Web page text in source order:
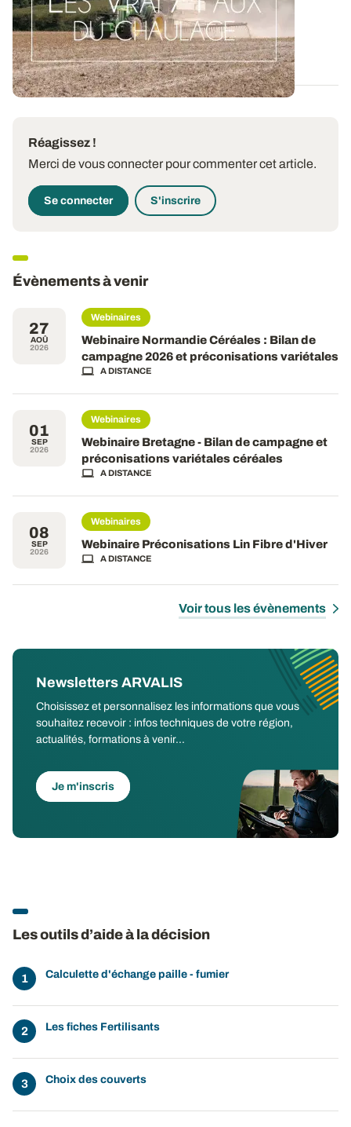
Dans les situations nécessitant un redressement
d’urgence, c’est-à-dire lorsque le pHeau...
08 OCT. 2015
Réagissez !
Merci de vous connecter pour commenter cet article.
Se connecter S'inscrire
Évènements à venir
27
AOÛ
2026
Webinaires
Webinaire Normandie Céréales : Bilan de
campagne 2026 et préconisations variétales
A DISTANCE
01
SEP
2026
Webinaires
Webinaire Bretagne - Bilan de campagne et
préconisations variétales céréales
A DISTANCE
08
SEP
2026
Webinaires
Webinaire Préconisations Lin Fibre d'Hiver
A DISTANCE
Voir tous les évènements
Newsletters ARVALIS
Choisissez et personnalisez les informations que vous
souhaitez recevoir : infos techniques de votre région,
actualités, formations à venir...
Je m'inscris
Les outils d’aide à la décision
Calculette d'échange paille - fumier
Les fiches Fertilisants
Choix des couverts